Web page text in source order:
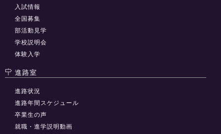
入試情報
全国募集
部活動見学
学校説明会
体験入学
進路室
進路状況
進路年間スケジュール
卒業生の声
就職・進学説明動画